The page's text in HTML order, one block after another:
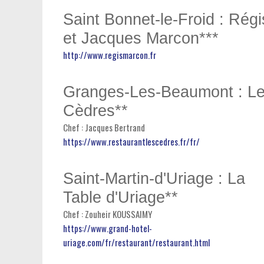
Saint Bonnet-le-Froid :
et Jacques Marcon***
http://www.regismarcon.fr
Granges-Les-Beaumont :
Cèdres**
Chef : Jacques Bertrand
https://www.restaurantlescedres.fr/fr/
Saint-Martin-d'Uriage : La
Table d'Uriage**
Chef : Zouheir KOUSSAIMY
https://www.grand-hotel-
uriage.com/fr/restaurant/restaurant.html